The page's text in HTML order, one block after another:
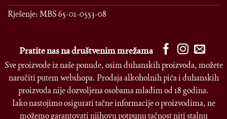
Rješenje: MBS 65-01-0553-08
Pratite nas na društvenim mrežama
Sve proizvode iz naše ponude, osim duhanskih proizvoda, možete
naručiti putem webshopa. Prodaja alkoholnih pića i duhanskih
proizvoda nije dozvoljena osobama mlađim od 18 godina.
Iako nastojimo osigurati tačne informacije o proizvodima, ne
možemo garantovati njihovu potpunu tačnost niti stalnu